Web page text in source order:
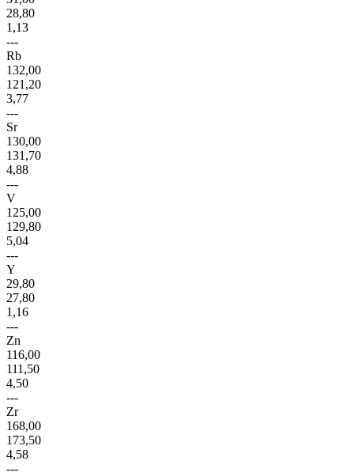
28,80
1,13
---
Rb
132,00
121,20
3,77
---
Sr
130,00
131,70
4,88
---
V
125,00
129,80
5,04
---
Y
29,80
27,80
1,16
---
Zn
116,00
111,50
4,50
---
Zr
168,00
173,50
4,58
---